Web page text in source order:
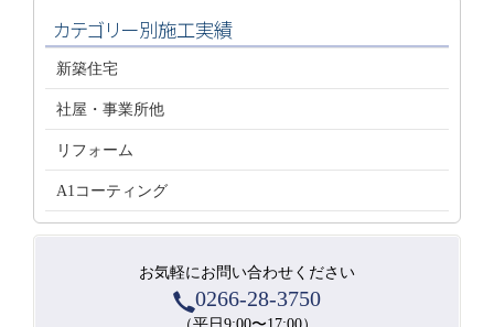
カテゴリー別施工実績
新築住宅
社屋・事業所他
リフォーム
A1コーティング
お気軽にお問い合わせください
0266-28-3750
（平日9:00〜17:00）